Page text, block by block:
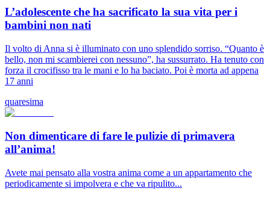
L’adolescente che ha sacrificato la sua vita per i
bambini non nati
Il volto di Anna si è illuminato con uno splendido sorriso. “Quanto è
bello, non mi scambierei con nessuno”, ha sussurrato. Ha tenuto con
forza il crocifisso tra le mani e lo ha baciato. Poi è morta ad appena
17 anni
quaresima
Non dimenticare di fare le pulizie di primavera
all’anima!
Avete mai pensato alla vostra anima come a un appartamento che
periodicamente si impolvera e che va ripulito...